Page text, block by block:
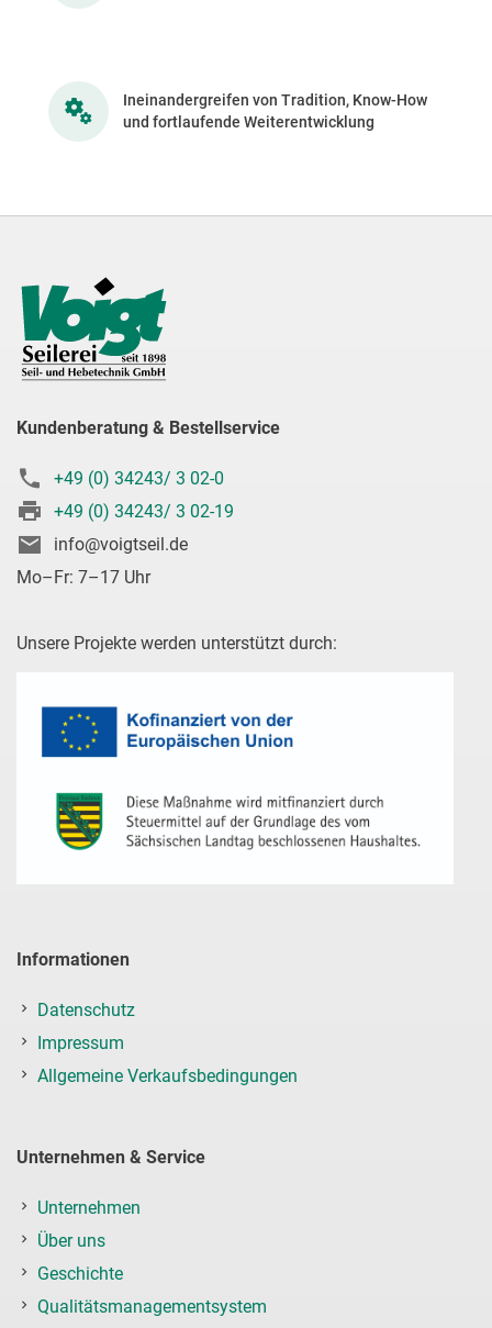
Ineinandergreifen von Tradition, Know-How
und fortlaufende Weiterentwicklung
Kundenberatung & Bestellservice
+49 (0) 34243/ 3 02-0
+49 (0) 34243/ 3 02-19
info@voigtseil.de
Mo–Fr: 7–17 Uhr
Unsere Projekte werden unterstützt durch:
Informationen
Datenschutz
Impressum
Allgemeine Verkaufsbedingungen
Unternehmen & Service
Unternehmen
Über uns
Geschichte
Qualitätsmanagementsystem